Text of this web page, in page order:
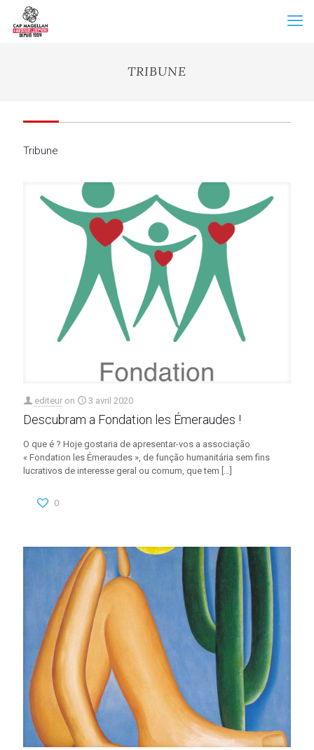
TRIBUNE
Tribune
editeur on 3 avril 2020
Descubram a Fondation les Émeraudes !
O que é ? Hoje gostaria de apresentar-vos a associação
« Fondation les Émeraudes », de função humanitária sem fins
lucrativos de interesse geral ou comum, que tem […]
0